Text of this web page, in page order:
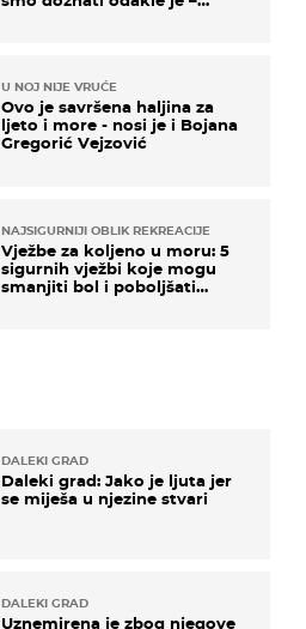
DALEKI GRAD
Daleki grad: Jako je ljuta jer
se miješa u njezine stvari
DALEKI GRAD
Uznemirena je zbog njegove
U NOJ NIJE VRUĆE
Ovo je savršena haljina za
ljeto i more - nosi je i Bojana
Gregorić Vejzović
NAJSIGURNIJI OBLIK REKREACIJE
Vježbe za koljeno u moru: 5
sigurnih vježbi koje mogu
smanjiti bol i poboljšati